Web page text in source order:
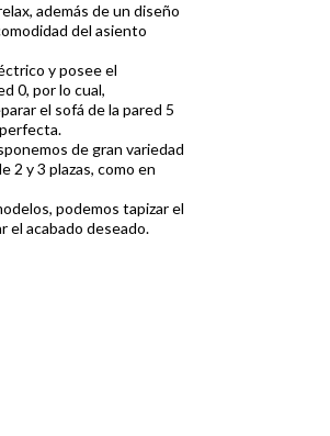
además de un diseño
del asiento
y posee el
0, por lo cual,
el sofá de la pared 5
de gran variedad
2 y 3 plazas, como en
podemos tapizar el
el acabado deseado.